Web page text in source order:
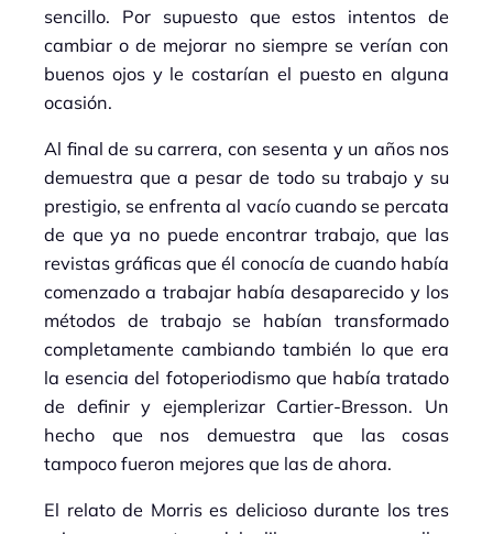
sencillo. Por supuesto que estos intentos de
cambiar o de mejorar no siempre se verían con
buenos ojos y le costarían el puesto en alguna
ocasión.
Al final de su carrera, con sesenta y un años nos
demuestra que a pesar de todo su trabajo y su
prestigio, se enfrenta al vacío cuando se percata
de que ya no puede encontrar trabajo, que las
revistas gráficas que él conocía de cuando había
comenzado a trabajar había desaparecido y los
métodos de trabajo se habían transformado
completamente cambiando también lo que era
la esencia del fotoperiodismo que había tratado
de definir y ejemplerizar Cartier-Bresson. Un
hecho que nos demuestra que las cosas
tampoco fueron mejores que las de ahora.
El relato de Morris es delicioso durante los tres